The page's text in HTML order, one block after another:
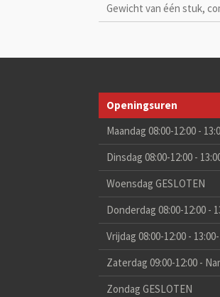
Gewicht van één stuk,
Openingsuren
Maandag 08:00-12:00 -
Dinsdag 08:00-12:00 -
Woensdag GESLOTEN
Donderdag 08:00-12:00 -
Vrijdag 08:00-12:00 -
Zaterdag 09:00-12:00 -
Zondag GESLOTEN